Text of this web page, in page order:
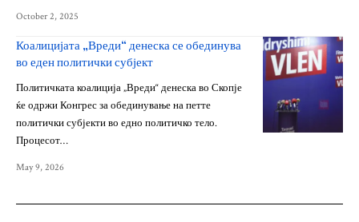
October 2, 2025
Коалицијата „Вреди“ денеска се обединува
во еден политички субјект
Политичката коалиција „Вреди“ денеска во Скопје
ќе одржи Конгрес за обединување на петте
политички субјекти во едно политичко тело.
Процесот…
May 9, 2026